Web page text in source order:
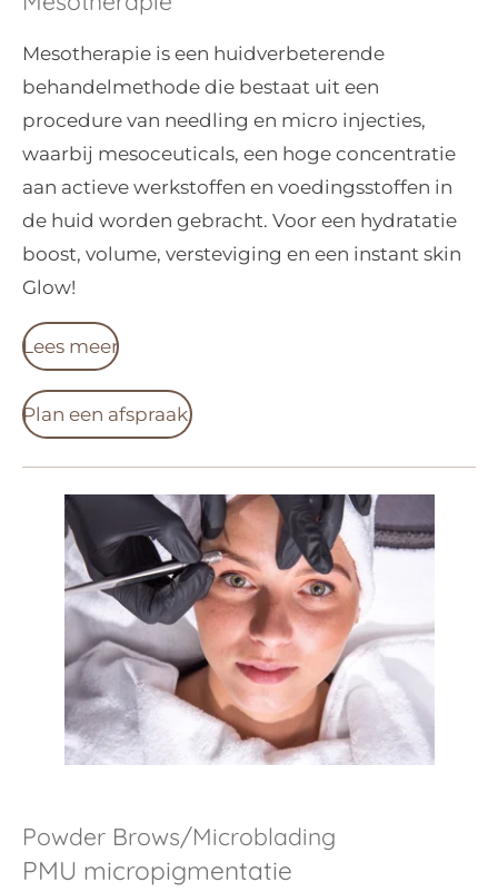
Mesotherapie is een huidverbeterende
behandelmethode die bestaat uit een
procedure van needling en micro injecties,
waarbij mesoceuticals, een hoge concentratie
aan actieve werkstoffen en voedingsstoffen in
de huid worden gebracht. Voor een hydratatie
boost, volume, versteviging en een instant skin
Glow!
Lees meer
Plan een afspraak
Powder Brows/Microblading
PMU micropigmentatie